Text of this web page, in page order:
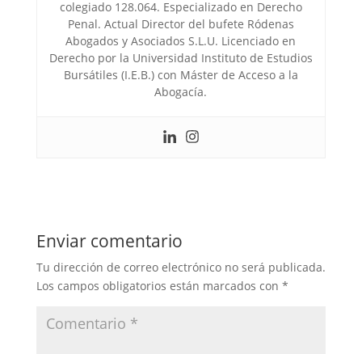
colegiado 128.064. Especializado en Derecho
Penal. Actual Director del bufete Ródenas
Abogados y Asociados S.L.U. Licenciado en
Derecho por la Universidad Instituto de Estudios
Bursátiles (I.E.B.) con Máster de Acceso a la
Abogacía.
Enviar comentario
Tu dirección de correo electrónico no será publicada.
Los campos obligatorios están marcados con *